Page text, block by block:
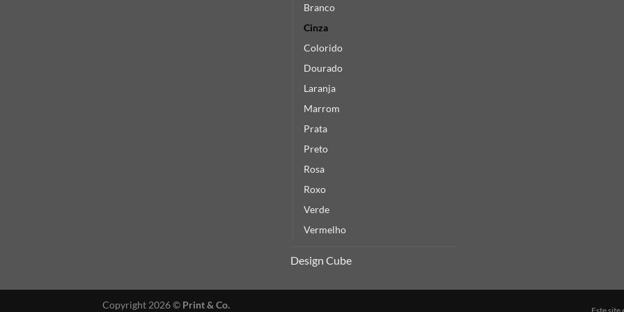
Branco
Cinza
Colorido
Dourado
Laranja
Marrom
Prata
Preto
Rosa
Roxo
Verde
Vermelho
Design Cube
Copyright 2026 © Print & Co.